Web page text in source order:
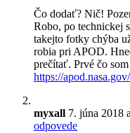
Čo dodať? Nič!
Robo, po technickej
takejto fotky chýba
robia pri APOD.
prečítať. Prvé čo
https://
myxall 7. júna 2018
odpovede